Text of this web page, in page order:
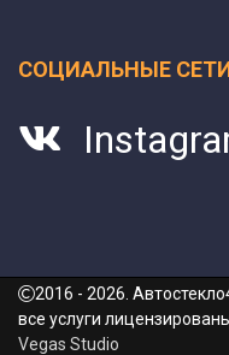
СОЦИАЛЬНЫЕ
2016 - 2026.
все услуги
Vegas Studio